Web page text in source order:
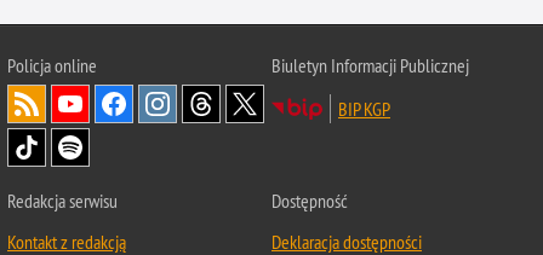
Policjaonline
Biuletyn Informacji Publicznej
BIP KGP
Redakcja serwisu
Kontakt z redakcją
Dostępność
Deklaracja dostępności